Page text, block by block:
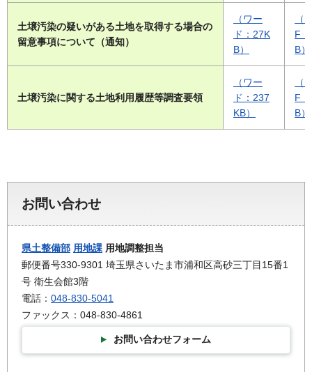
土壌汚染の疑いがある土地を取得する場合の
留意事項について（通知）
（ワー
ド：27K
B）
（
F
B）
土壌汚染に関する土地利用履歴等調査要領
（ワー
ド：237
KB）
（
F
B）
お問い合わせ
県土整備部 用地課 用地調整担当
郵便番号330-9301 埼玉県さいたま市浦和区高砂三丁目15番1
号 衛生会館3階
電話： 048-830-5041
ファックス：048-830-4861
お問い合わせフォーム